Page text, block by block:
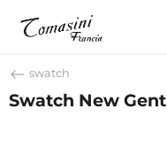
swatch
Swatch New Gent